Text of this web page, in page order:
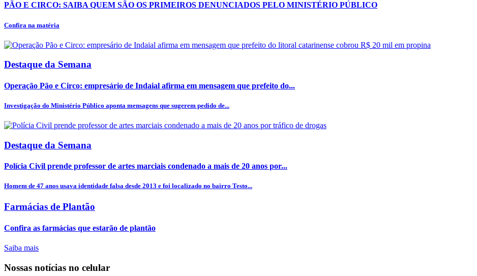
PÃO E CIRCO: SAIBA QUEM SÃO OS PRIMEIROS DENUNCIADOS PELO MINISTÉRIO PÚBLICO
Confira na matéria
Destaque da Semana
Operação Pão e Circo: empresário de Indaial afirma em mensagem que prefeito do...
Investigação do Ministério Público aponta mensagens que sugerem pedido de...
Destaque da Semana
Polícia Civil prende professor de artes marciais condenado a mais de 20 anos por...
Homem de 47 anos usava identidade falsa desde 2013 e foi localizado no bairro Testo...
Farmácias de Plantão
Confira as farmácias que estarão de plantão
Saiba mais
Nossas notícias no celular